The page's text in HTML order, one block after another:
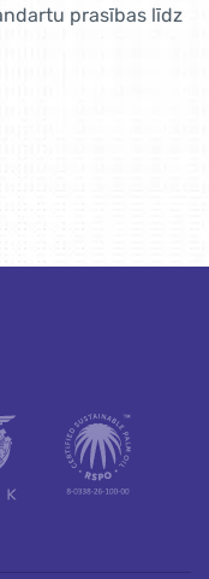
prasības līdz